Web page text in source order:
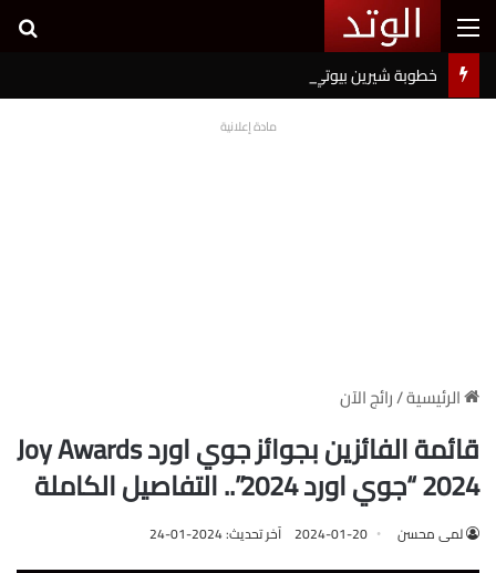
القائمة
مادة إعلانية
الرئيسية/رائج الآن
قائمة الفائزين بجوائز جوي اورد Joy Awards
2024 “جوي اورد 2024”.. التفاصيل الكاملة
لمى محسن 2024-01-20 آخر تحديث: 2024-01-24